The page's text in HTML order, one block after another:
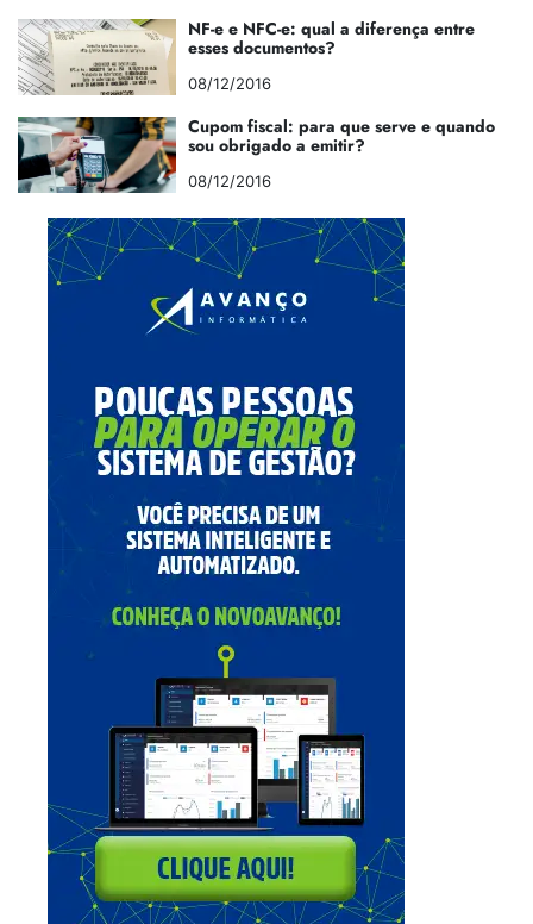
NF-e e NFC-e: qual a diferença entre
esses documentos?
08/12/2016
Cupom fiscal: para que serve e quando
sou obrigado a emitir?
08/12/2016